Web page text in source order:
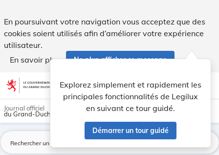
En poursuivant votre navigation vous acceptez que des
cookies soient utilisés afin d’améliorer votre expérience
utilisateur.
En savoir plus
Ne plus afficher ce message
Aller au contenu account_circle help Aide
Explorez simplement et rapidement les
principales fonctionnalités de Legilux
en suivant ce tour guidé.
Démarrer un tour guidé
light_mode dark_mode
Journal officiel
du Grand-Duché de Luxembourg